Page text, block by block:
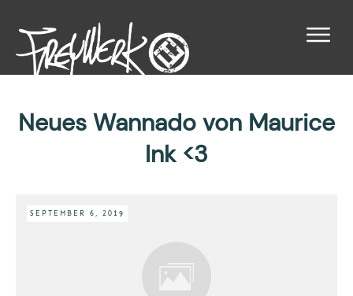
Neues Wannado von Maurice
Ink <3
SEPTEMBER 6, 2019